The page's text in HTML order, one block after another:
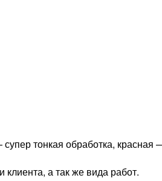
тонкая обработка,
клиента, а так же вида работ.